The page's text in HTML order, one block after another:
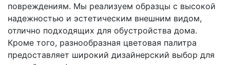
повреждениям. Мы реализуем образцы с высокой
надежностью и эстетическим внешним видом,
отлично подходящих для обустройства дома.
Кроме того, разнообразная цветовая палитра
предоставляет широкий дизайнерский выбор для